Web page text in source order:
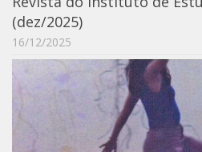
1° semestre
2° semestre
Aluno Especial
ProgramaUSP 60+
Pós-Graduação
Sobre a Pós
(dez/2025)
16/12/2025